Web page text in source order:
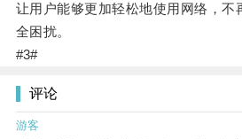
让用户能够更加轻松地使用网络，不
全困扰。
#3#
评论
游客